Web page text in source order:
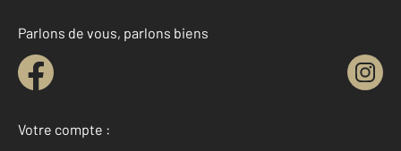
Parlons de vous, parlons biens
Votre compte :